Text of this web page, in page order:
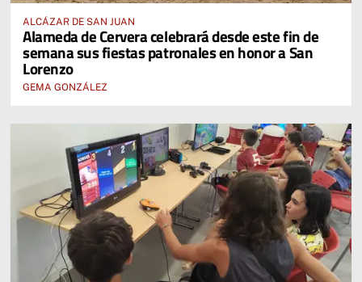
ALCÁZAR DE SAN JUAN
Alameda de Cervera celebrará desde este fin de
semana sus fiestas patronales en honor a San
Lorenzo
GEMA GONZÁLEZ